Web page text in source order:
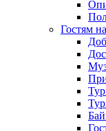
Гостям